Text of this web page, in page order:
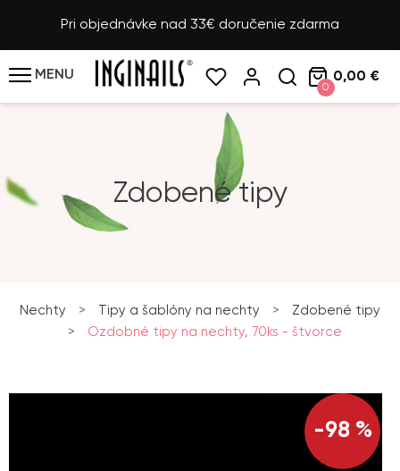
Pri objednávke nad 33€ doručenie zdarma
MENU
0
0,00 €
Zdobené tipy
Nechty > Tipy a šablóny na nechty >
Zdobené tipy
>
Ozdobné tipy na nechty, 70ks - štvorce
-98 %